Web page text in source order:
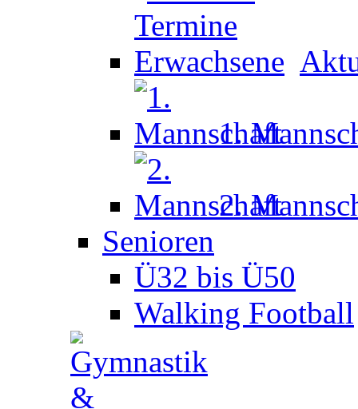
1.
2.
Senioren
Ü32 bis Ü50
Walking Football